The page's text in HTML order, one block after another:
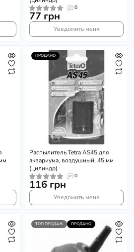
0
77 грн
Уведомить меня
ПРОДАНО
Распылитель Tetra AS45 для
аквариума, воздушный, 45 мм
(цилиндр)
0
116 грн
Уведомить меня
ТОП ПРОДАЖ ПРОДАНО